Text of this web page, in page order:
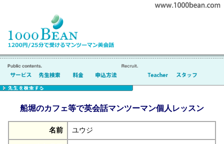
船堀のカフェ等で英会話マンツーマン個人レッスン
名前 ユウジ